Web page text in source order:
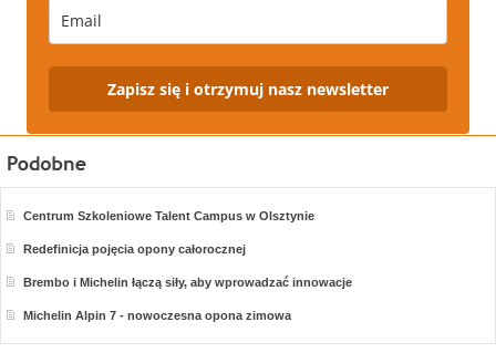
Zapisz się i otrzymuj nasz newsletter
Centrum Szkoleniowe Talent Campus w Olsztynie
Redefinicja pojęcia opony całorocznej
Brembo i Michelin łączą siły, aby wprowadzać innowacje
Michelin Alpin 7 - nowoczesna opona zimowa